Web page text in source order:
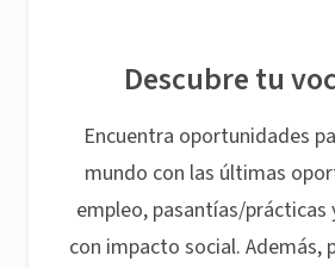
Descubre tu
Encuentra oportunidades
mundo con las últimas
empleo, pasantías/prácticas
con impacto social. Además,